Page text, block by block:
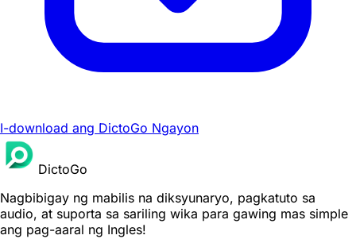
I-download ang DictoGo Ngayon
DictoGo
Nagbibigay ng mabilis na diksyunaryo, pagkatuto sa
audio, at suporta sa sariling wika para gawing mas simple
ang pag-aaral ng Ingles!